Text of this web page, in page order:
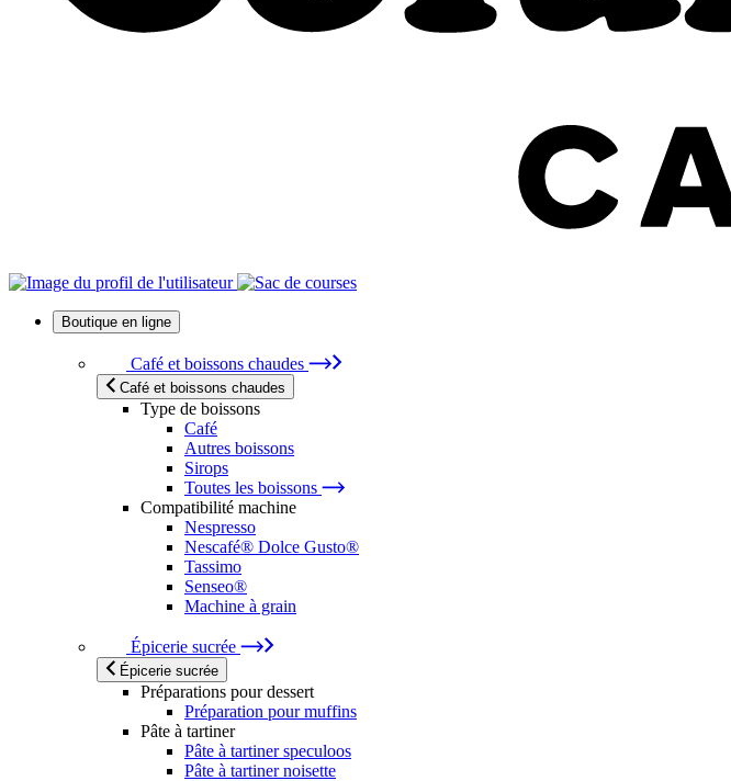
Boutique en ligne
Café et boissons chaudes
Café et boissons chaudes
Type de boissons
Café
Autres boissons
Sirops
Toutes les boissons
Compatibilité machine
Nespresso
Nescafé® Dolce Gusto®
Tassimo
Senseo®
Machine à grain
Épicerie sucrée
Épicerie sucrée
Préparations pour dessert
Préparation pour muffins
Pâte à tartiner
Pâte à tartiner speculoos
Pâte à tartiner noisette